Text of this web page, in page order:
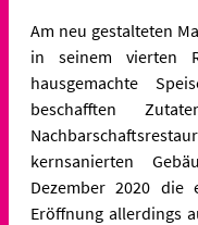
Am neu gestalteten
in seinem vierten
hausgemachte
beschafften
kernsanierten
Dezember 2020 die
Eröffnung allerdings